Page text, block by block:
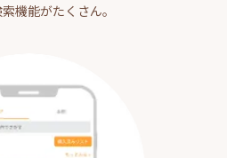
機能がたくさん。